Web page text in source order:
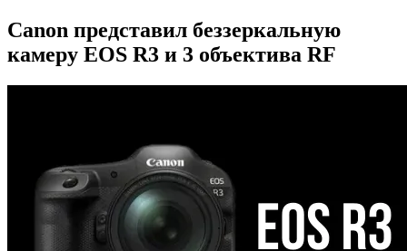
Canon представил беззеркальную
камеру EOS R3 и 3 объектива RF